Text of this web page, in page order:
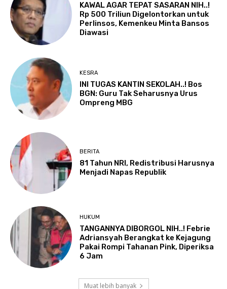
KAWAL AGAR TEPAT SASARAN NIH..!
Rp 500 Triliun Digelontorkan untuk
Perlinsos, Kemenkeu Minta Bansos
Diawasi
KESRA
INI TUGAS KANTIN SEKOLAH..! Bos
BGN: Guru Tak Seharusnya Urus
Ompreng MBG
BERITA
81 Tahun NRI, Redistribusi Harusnya
Menjadi Napas Republik
HUKUM
TANGANNYA DIBORGOL NIH..! Febrie
Adriansyah Berangkat ke Kejagung
Pakai Rompi Tahanan Pink, Diperiksa
6 Jam
Muat lebih banyak